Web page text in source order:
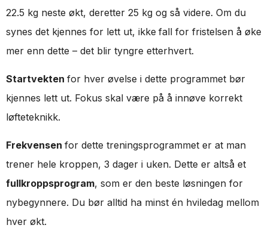
22.5 kg neste økt, deretter 25 kg og så videre. Om du
synes det kjennes for lett ut, ikke fall for fristelsen å øke
mer enn dette – det blir tyngre etterhvert.
Startvekten for hver øvelse i dette programmet bør
kjennes lett ut. Fokus skal være på å innøve korrekt
løfteteknikk.
Frekvensen for dette treningsprogrammet er at man
trener hele kroppen, 3 dager i uken. Dette er altså et
fullkroppsprogram, som er den beste løsningen for
nybegynnere. Du bør alltid ha minst én hviledag mellom
hver økt.